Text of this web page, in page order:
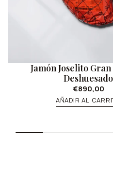
Jamón Joselito
Deshuesado
€890,00
AÑADIR AL